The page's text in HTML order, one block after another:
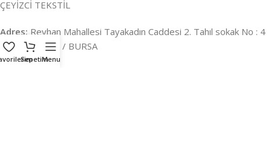
ÇEYİZCİ TEKSTİL
Adres: Reyhan Mahallesi Tayakadın Caddesi 2. Tahıl sokak No : 4
/ a Osmangazi / BURSA
SepetimMenu